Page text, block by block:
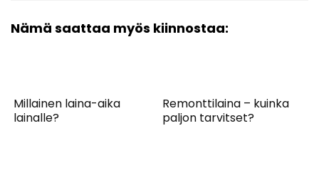
Nämä saattaa myös kiinnostaa:
Millainen laina-aika
lainalle?
Remonttilaina – kuinka
paljon tarvitset?